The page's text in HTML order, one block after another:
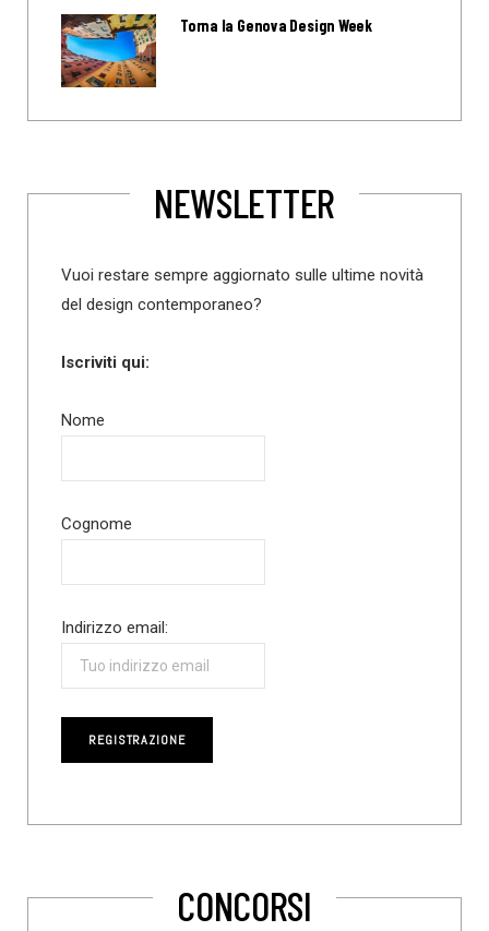
Torna la Genova Design Week
NEWSLETTER
Vuoi restare sempre aggiornato sulle ultime novità
del design contemporaneo?
Iscriviti qui:
Nome
Cognome
Indirizzo email:
CONCORSI